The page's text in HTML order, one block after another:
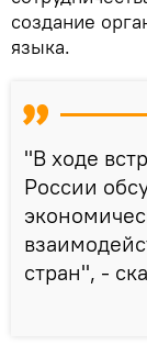
создание
языка.
"В ходе
России
стран", -